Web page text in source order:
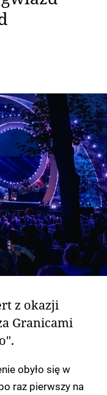
z okazji
Granicami
obyło się w
raz pierwszy na